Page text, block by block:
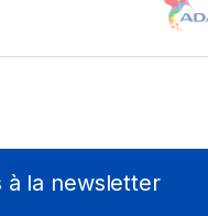
à la newsletter